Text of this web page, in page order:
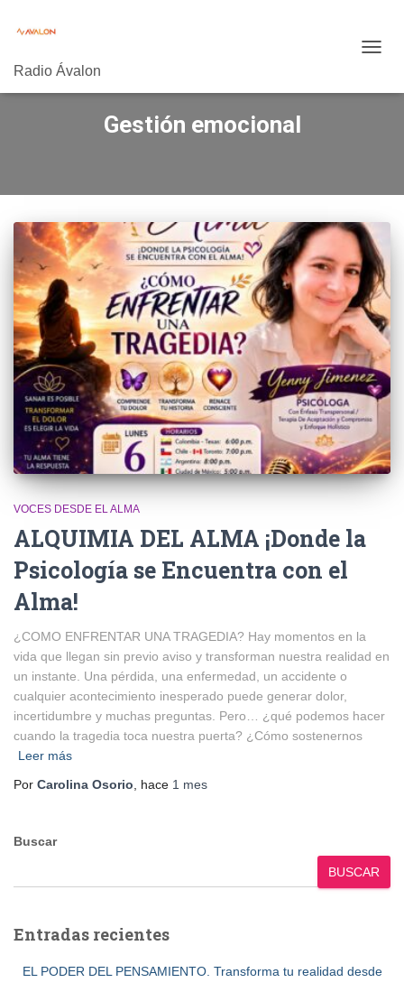
Radio Ávalon
DE
Gestión emocional
VOCES DESDE EL ALMA
ALQUIMIA DEL ALMA ¡Donde la
Psicología se Encuentra con el
Alma!
¿COMO ENFRENTAR UNA TRAGEDIA? Hay momentos en la
vida que llegan sin previo aviso y transforman nuestra realidad en
un instante. Una pérdida, una enfermedad, un accidente o
cualquier acontecimiento inesperado puede generar dolor,
incertidumbre y muchas preguntas. Pero… ¿qué podemos hacer
cuando la tragedia toca nuestra puerta? ¿Cómo sostenernos
Leer más
Por Carolina Osorio , hace 1 mes
Buscar
BUSCAR
Entradas recientes
EL PODER DEL PENSAMIENTO. Transforma tu realidad desde